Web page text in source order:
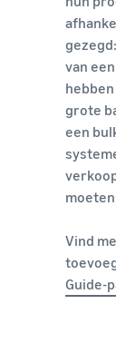
van
grote
een
Vind
Guide-